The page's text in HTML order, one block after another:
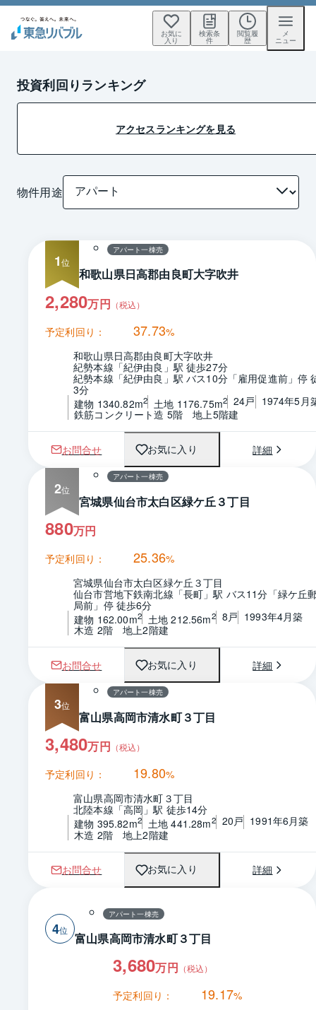
お気に
入り
検索条
件
閲覧履
歴
メ
ニュー
投資利回りランキング
アクセスランキングを見る
物件用途
1
アパート一棟売
和歌山県日高郡由良町大字吹井
2,280万円 （税込）
予定利回り： 37.73%
和歌山県日高郡由良町大字吹井
紀勢本線「紀伊由良」駅 徒歩27分
紀勢本線「紀伊由良」駅 バス10分「雇用促進前」停
3分
建物 1340.82m2 土地 1176.75m2 24戸 1974年5月
鉄筋コンクリート造 5階　地上5階建
お問合せ お気に入り 詳細
1 / 0
2
アパート一棟売
宮城県仙台市太白区緑ケ丘３丁目
880万円
予定利回り： 25.36%
宮城県仙台市太白区緑ケ丘３丁目
仙台市営地下鉄南北線「長町」駅 バス11分「緑ケ丘
局前」停 徒歩6分
建物 162.00m2 土地 212.56m2 8戸 1993年4月築
木造 2階　地上2階建
お問合せ お気に入り 詳細
3
アパート一棟売
富山県高岡市清水町３丁目
3,480万円 （税込）
予定利回り： 19.80%
富山県高岡市清水町３丁目
北陸本線「高岡」駅 徒歩14分
建物 395.82m2 土地 441.28m2 20戸 1991年6月築
木造 2階　地上2階建
お問合せ お気に入り 詳細
4
アパート一棟売
富山県高岡市清水町３丁目
3,680万円 （税込）
予定利回り： 19.17%